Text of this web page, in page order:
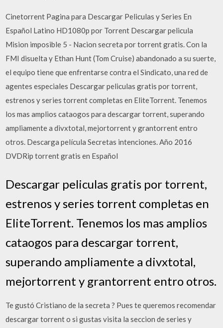
Cinetorrent Pagina para Descargar Peliculas y Series En
Español Latino HD1080p por Torrent Descargar pelicula
Mision imposible 5 - Nacion secreta por torrent gratis. Con la
FMI disuelta y Ethan Hunt (Tom Cruise) abandonado a su suerte,
el equipo tiene que enfrentarse contra el Sindicato, una red de
agentes especiales Descargar peliculas gratis por torrent,
estrenos y series torrent completas en EliteTorrent. Tenemos
los mas amplios cataogos para descargar torrent, superando
ampliamente a divxtotal, mejortorrent y grantorrent entro
otros. Descarga película Secretas intenciones. Año 2016
DVDRip torrent gratis en Español
Descargar peliculas gratis por torrent,
estrenos y series torrent completas en
EliteTorrent. Tenemos los mas amplios
cataogos para descargar torrent,
superando ampliamente a divxtotal,
mejortorrent y grantorrent entro otros.
Te gustó Cristiano de la secreta ? Pues te queremos recomendar
descargar torrent o si gustas visita la seccion de series y